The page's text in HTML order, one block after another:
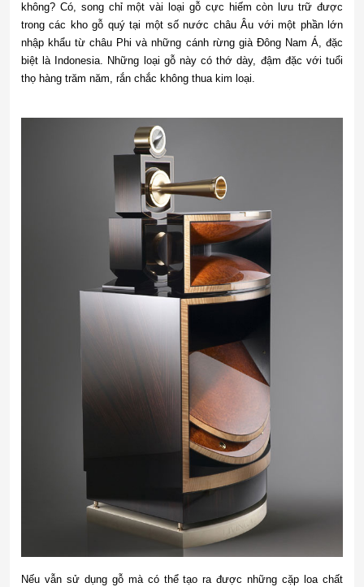
không? Có, song chỉ một vài loại gỗ cực hiếm còn lưu trữ được
trong các kho gỗ quý tại một số nước châu Âu với một phần lớn
nhập khẩu từ châu Phi và những cánh rừng già Đông Nam Á, đặc
biệt là Indonesia. Những loại gỗ này có thớ dày, đậm đặc với tuổi
thọ hàng trăm năm, rắn chắc không thua kim loại.
Nếu vẫn sử dụng gỗ mà có thể tạo ra được những cặp loa chất